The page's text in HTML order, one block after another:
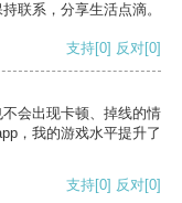
联系，分享生活点滴。
支持[0] 反对[0]
会出现卡顿、掉线的情
，我的游戏水平提升了
支持[0] 反对[0]